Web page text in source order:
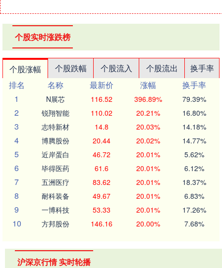
个股实时涨跌榜
个股涨幅 个股跌幅 个股流入 个股流出
换手率
排名
名称 最新价 涨幅
换手率
1
N展芯 116.52 396.89% 79.39%
2 锐翔智能 110.02 20.21% 16.80%
3 志特新材 14.8 20.03% 14.18%
4 博腾股份 20.44 20.02% 14.77%
5 近岸蛋白 46.72 20.01% 5.62%
6 毕得医药 61.6 20.01% 6.12%
7 五洲医疗 83.62 20.01% 18.37%
8 耐科装备 49.67 20.01% 6.83%
9 一博科技 53.33 20.01% 17.26%
10 方邦股份 146.16 20.00% 7.68%
沪深京行情 实时轮播